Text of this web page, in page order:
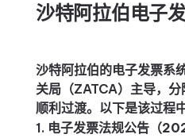
沙特阿拉伯电子
沙特阿拉伯的电子发票系
关局（ZATCA）主导，
顺利过渡。以下是该过程
电子发票法规公告（